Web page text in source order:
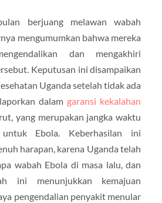
berjuang melawan wabah
mengumumkan bahwa mereka
dan mengakhiri
Keputusan ini disampaikan
Uganda setelah tidak ada
dalam garansi kekalahan
yang merupakan jangka waktu
Ebola. Keberhasilan ini
harapan, karena Uganda telah
wabah Ebola di masa lalu, dan
ini menunjukkan kemajuan
pengendalian penyakit menular